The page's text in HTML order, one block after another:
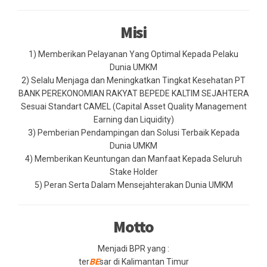
Misi
1) Memberikan Pelayanan Yang Optimal Kepada Pelaku
Dunia UMKM
2) Selalu Menjaga dan Meningkatkan Tingkat Kesehatan PT
BANK PEREKONOMIAN RAKYAT BEPEDE KALTIM SEJAHTERA
Sesuai Standart CAMEL (Capital Asset Quality Management
Earning dan Liquidity)
3) Pemberian Pendampingan dan Solusi Terbaik Kepada
Dunia UMKM
4) Memberikan Keuntungan dan Manfaat Kepada Seluruh
Stake Holder
5) Peran Serta Dalam Mensejahterakan Dunia UMKM
Motto
Menjadi BPR yang :
terBEsar di Kalimantan Timur